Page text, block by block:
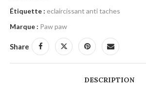
Étiquette : eclaircissant anti taches
Marque : Paw paw
Share
DESCRIPTION